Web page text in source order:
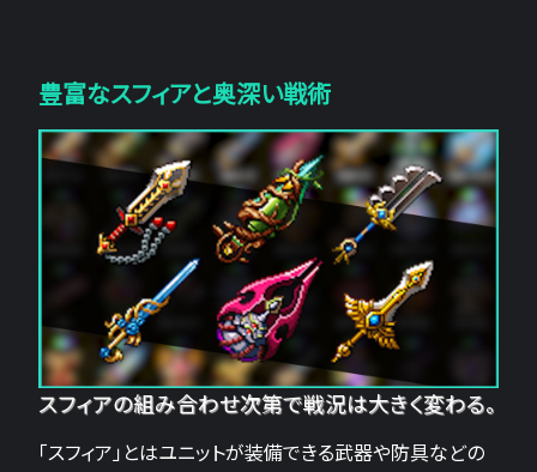
豊富なスフィアと奥深い戦術
スフィアの組み合わせ次第で戦況は大きく変わる。
「スフィア」とはユニットが装備できる武器や防具などの